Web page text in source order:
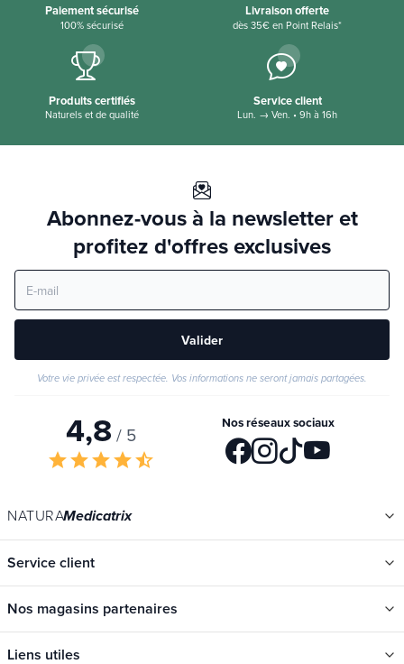
Paiement sécurisé
100% sécurisé
Livraison offerte
dès 35€ en Point Relais*
Produits certifiés
Naturels et de qualité
Service client
Lun. → Ven. • 9h à 16h
Abonnez-vous à la newsletter et
profitez d'offres exclusives
Valider
Votre vie privée est respectée. Vos informations ne seront jamais partagées.
4,8 / 5
starstarstarstarstar_half
Nos réseaux sociaux
NATURAMedicatrix
Service client
Nos magasins partenaires
Liens utiles